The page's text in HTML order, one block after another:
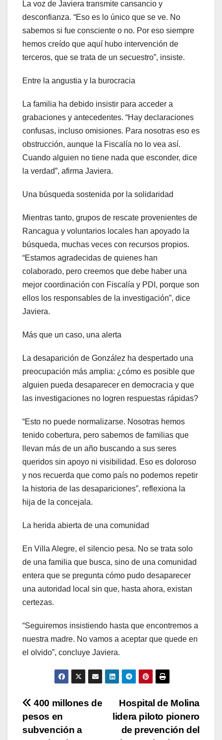
La voz de Javiera transmite cansancio y
desconfianza. “Eso es lo único que se ve. No
sabemos si fue consciente o no. Por eso siempre
hemos creído que aquí hubo intervención de
terceros, que se trata de un secuestro”, insiste.
Entre la angustia y la burocracia
La familia ha debido insistir para acceder a
grabaciones y antecedentes. “Hay declaraciones
confusas, incluso omisiones. Para nosotras eso es
obstrucción, aunque la Fiscalía no lo vea así.
Cuando alguien no tiene nada que esconder, dice
la verdad”, afirma Javiera.
Una búsqueda sostenida por la solidaridad
Mientras tanto, grupos de rescate provenientes de
Rancagua y voluntarios locales han apoyado la
búsqueda, muchas veces con recursos propios.
“Estamos agradecidas de quienes han
colaborado, pero creemos que debe haber una
mejor coordinación con Fiscalía y PDI, porque son
ellos los responsables de la investigación”, dice
Javiera.
Más que un caso, una alerta
La desaparición de González ha despertado una
preocupación más amplia: ¿cómo es posible que
alguien pueda desaparecer en democracia y que
las investigaciones no logren respuestas rápidas?
“Esto no puede normalizarse. Nosotras hemos
tenido cobertura, pero sabemos de familias que
llevan más de un año buscando a sus seres
queridos sin apoyo ni visibilidad. Eso es doloroso
y nos recuerda que como país no podemos repetir
la historia de las desapariciones”, reflexiona la
hija de la concejala.
La herida abierta de una comunidad
En Villa Alegre, el silencio pesa. No se trata solo
de una familia que busca, sino de una comunidad
entera que se pregunta cómo pudo desaparecer
una autoridad local sin que, hasta ahora, existan
certezas.
“Seguiremos insistiendo hasta que encontremos a
nuestra madre. No vamos a aceptar que quede en
el olvido”, concluye Javiera.
Navegación
de
Hospital de Molina
lidera piloto pionero
de prevención del
400 millones de
pesos en
subvención a